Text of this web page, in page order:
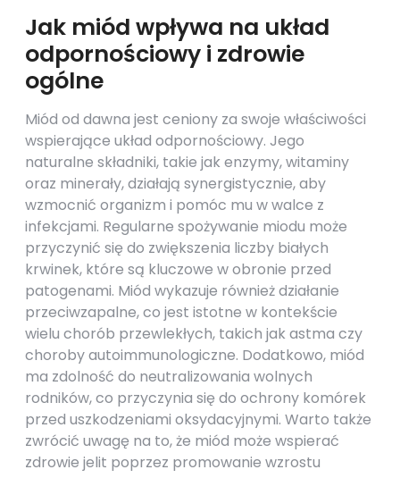
Jak miód wpływa na układ
odpornościowy i zdrowie
ogólne
Miód od dawna jest ceniony za swoje właściwości
wspierające układ odpornościowy. Jego
naturalne składniki, takie jak enzymy, witaminy
oraz minerały, działają synergistycznie, aby
wzmocnić organizm i pomóc mu w walce z
infekcjami. Regularne spożywanie miodu może
przyczynić się do zwiększenia liczby białych
krwinek, które są kluczowe w obronie przed
patogenami. Miód wykazuje również działanie
przeciwzapalne, co jest istotne w kontekście
wielu chorób przewlekłych, takich jak astma czy
choroby autoimmunologiczne. Dodatkowo, miód
ma zdolność do neutralizowania wolnych
rodników, co przyczynia się do ochrony komórek
przed uszkodzeniami oksydacyjnymi. Warto także
zwrócić uwagę na to, że miód może wspierać
zdrowie jelit poprzez promowanie wzrostu